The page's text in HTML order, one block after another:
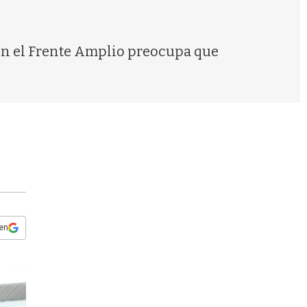
el Frente Amplio preocupa que